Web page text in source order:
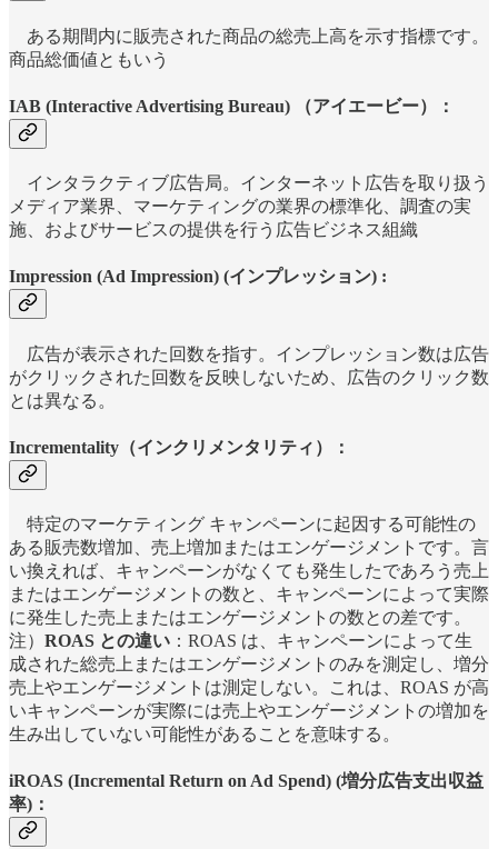
ある期間内に販売された商品の総売上高を示す指標です。
商品総価値ともいう
IAB (Interactive Advertising Bureau) （アイエービー）：
インタラクティブ広告局。インターネット広告を取り扱う
メディア業界、マーケティングの業界の標準化、調査の実
施、およびサービスの提供を行う広告ビジネス組織
Impression (Ad Impression) (インプレッション) :
広告が表示された回数を指す。インプレッション数は広告
がクリックされた回数を反映しないため、広告のクリック数
とは異なる。
Incrementality（インクリメンタリティ）：
特定のマーケティング キャンペーンに起因する可能性の
ある販売数増加、売上増加またはエンゲージメントです。言
い換えれば、キャンペーンがなくても発生したであろう売上
またはエンゲージメントの数と、キャンペーンによって実際
に発生した売上またはエンゲージメントの数との差です。
注） ROAS との違い ：ROAS は、キャンペーンによって生
成された総売上またはエンゲージメントのみを測定し、増分
売上やエンゲージメントは測定しない。これは、ROAS が高
いキャンペーンが実際には売上やエンゲージメントの増加を
生み出していない可能性があることを意味する。
iROAS (Incremental Return on Ad Spend) (増分広告支出収益
率)：